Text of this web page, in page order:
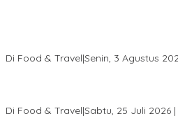
Di Food & Travel|Senin, 3 Agustus
Di Food & Travel|Sabtu, 25 Juli 2026 |